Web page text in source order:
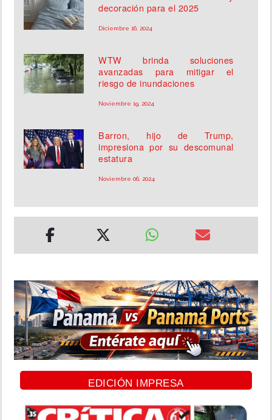
decoración para el 2025
Diciembre 16, 2024
WTW brinda soluciones
avanzadas para mitigar el
riesgo de inundaciones
Noviembre 19, 2024
Barron, hijo de Trump,
impresiona por su descomunal
estatura
Noviembre 06, 2024
EDICIÓN IMPRESA